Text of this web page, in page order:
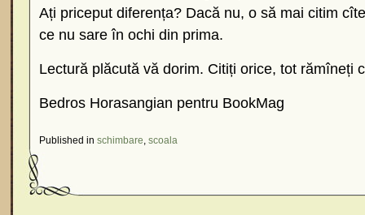
Ați priceput diferența? Dacă nu, o să mai citim
ce nu sare în ochi din prima.
Lectură plăcută vă dorim. Citiți orice, tot rămîneți
Bedros Horasangian pentru BookMag
Published in schimbare, scoala